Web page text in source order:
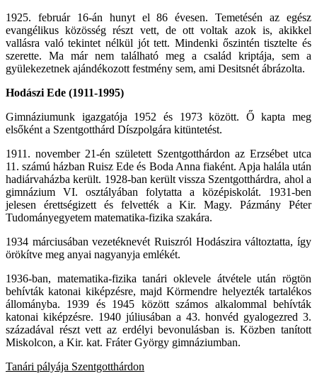
1925. február 16-án hunyt el 86 évesen. Temetésén az egész
evangélikus közösség részt vett, de ott voltak azok is, akikkel
vallásra való tekintet nélkül jót tett. Mindenki őszintén tisztelte és
szerette. Ma már nem található meg a család kriptája, sem a
gyülekezetnek ajándékozott festmény sem, ami Desitsnét ábrázolta.
Hodászi Ede (1911-1995)
Gimnáziumunk igazgatója 1952 és 1973 között. Ő kapta meg
elsőként a Szentgotthárd Díszpolgára kitüntetést.
1911. november 21-én született Szentgotthárdon az Erzsébet utca
11. számú házban Ruisz Ede és Boda Anna fiaként. Apja halála után
hadiárvaházba került. 1928-ban került vissza Szentgotthárdra, ahol a
gimnázium VI. osztályában folytatta a középiskolát. 1931-ben
jelesen érettségizett és felvették a Kir. Magy. Pázmány Péter
Tudományegyetem matematika-fizika szakára.
1934 márciusában vezetéknevét Ruiszról Hodászira változtatta, így
örökítve meg anyai nagyanyja emlékét.
1936-ban, matematika-fizika tanári oklevele átvétele után rögtön
behívták katonai kiképzésre, majd Körmendre helyezték tartalékos
állományba. 1939 és 1945 között számos alkalommal behívták
katonai kiképzésre. 1940 júliusában a 43. honvéd gyalogezred 3.
századával részt vett az erdélyi bevonulásban is. Közben tanított
Miskolcon, a Kir. kat. Fráter György gimnáziumban.
Tanári pályája Szentgotthárdon